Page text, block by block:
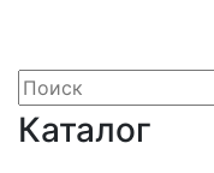
Каталог